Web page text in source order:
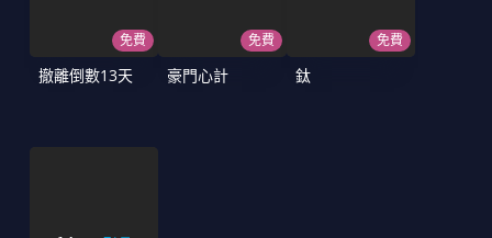
免費
撤離倒數13天
免費
豪門心計
免費
鈦